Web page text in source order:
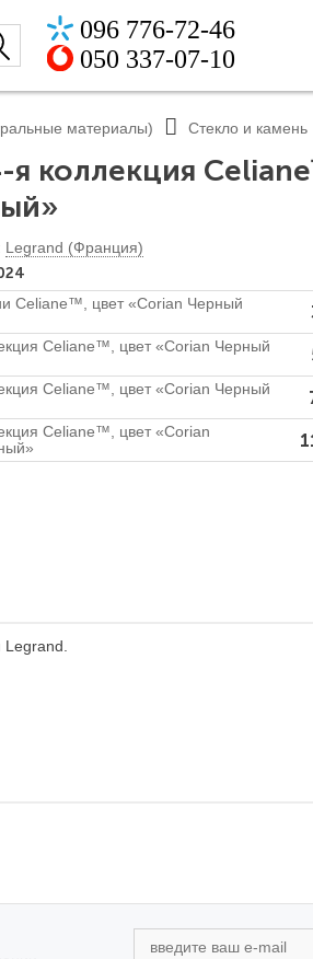
я коллекция
Legrand (Франция)
Celiane™, цвет «Corian Черный
Celiane™, цвет «Corian Черный
Celiane™, цвет «Corian Черный
Celiane™, цвет «Corian
Legrand.
096 776-72-46
050 337-07-10
материалы) Стекло и камень